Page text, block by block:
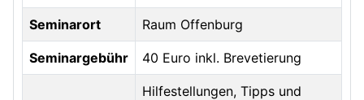
Seminarort Raum Offenburg
Seminargebühr 40 Euro inkl. Brevetierung
Hilfestellungen, Tipps und